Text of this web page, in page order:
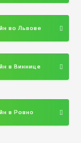
во Львове
в Виннице
в Ровно